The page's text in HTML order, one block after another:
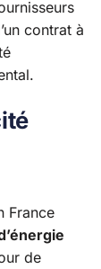
contrat à
France
de